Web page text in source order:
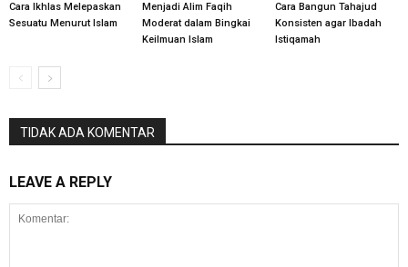
Cara Ikhlas Melepaskan
Sesuatu Menurut Islam
Menjadi Alim Faqih
Moderat dalam Bingkai
Keilmuan Islam
Cara Bangun Tahajud
Konsisten agar Ibadah
Istiqamah
TIDAK ADA KOMENTAR
LEAVE A REPLY